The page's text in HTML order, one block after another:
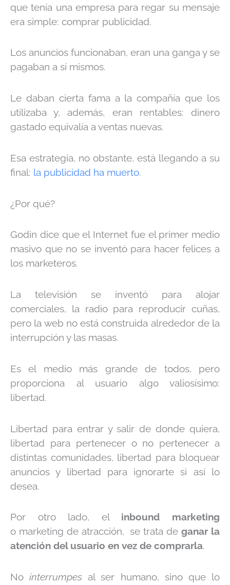
que tenía una empresa para regar su mensaje
era simple: comprar publicidad.
Los anuncios funcionaban, eran una ganga y se
pagaban a sí mismos.
Le daban cierta fama a la compañía que los
utilizaba y, además, eran rentables: dinero
gastado equivalía a ventas nuevas.
Esa estrategia, no obstante, está llegando a su
final: la publicidad ha muerto.
¿Por qué?
Godin dice que el Internet fue el primer medio
masivo que no se inventó para hacer felices a
los marketeros.
La televisión se inventó para alojar
comerciales, la radio para reproducir cuñas,
pero la web no está construida alrededor de la
interrupción y las masas.
Es el medio más grande de todos, pero
proporciona al usuario algo valiosísimo:
libertad.
Libertad para entrar y salir de donde quiera,
libertad para pertenecer o no pertenecer a
distintas comunidades, libertad para bloquear
anuncios y libertad para ignorarte si así lo
desea.
Por otro lado, el inbound marketing
o marketing de atracción, se trata deganar la
atención del usuario en vez de comprarla.
Nointerrumpes al ser humano, sino que lo